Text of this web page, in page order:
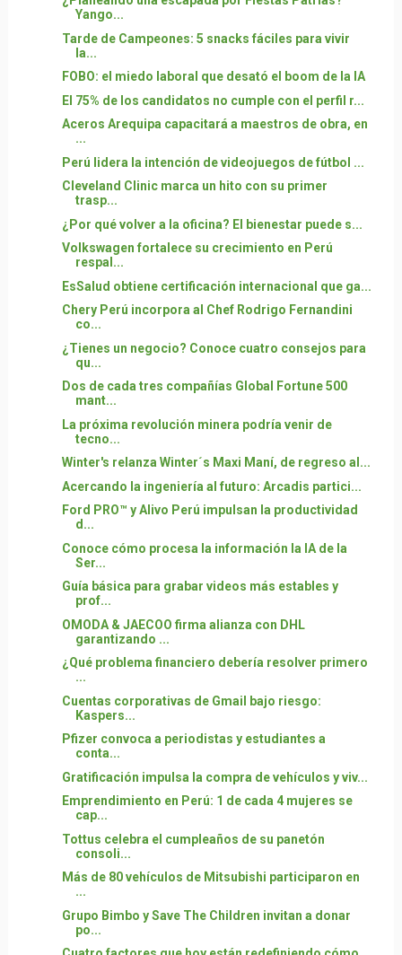
Yango...
Tarde de Campeones: 5 snacks fáciles para vivir
la...
FOBO: el miedo laboral que desató el boom de la IA
El 75% de los candidatos no cumple con el perfil r...
Aceros Arequipa capacitará a maestros de obra, en
...
Perú lidera la intención de videojuegos de fútbol ...
Cleveland Clinic marca un hito con su primer
trasp...
¿Por qué volver a la oficina? El bienestar puede s...
Volkswagen fortalece su crecimiento en Perú
respal...
EsSalud obtiene certificación internacional que ga...
Chery Perú incorpora al Chef Rodrigo Fernandini
co...
¿Tienes un negocio? Conoce cuatro consejos para
qu...
Dos de cada tres compañías Global Fortune 500
mant...
La próxima revolución minera podría venir de
tecno...
Winter's relanza Winter´s Maxi Maní, de regreso al...
Acercando la ingeniería al futuro: Arcadis partici...
Ford PRO™ y Alivo Perú impulsan la productividad
d...
Conoce cómo procesa la información la IA de la
Ser...
Guía básica para grabar videos más estables y
prof...
OMODA & JAECOO firma alianza con DHL
garantizando ...
¿Qué problema financiero debería resolver primero
...
Cuentas corporativas de Gmail bajo riesgo:
Kaspers...
Pfizer convoca a periodistas y estudiantes a
conta...
Gratificación impulsa la compra de vehículos y viv...
Emprendimiento en Perú: 1 de cada 4 mujeres se
cap...
Tottus celebra el cumpleaños de su panetón
consoli...
Más de 80 vehículos de Mitsubishi participaron en
...
Grupo Bimbo y Save The Children invitan a donar
po...